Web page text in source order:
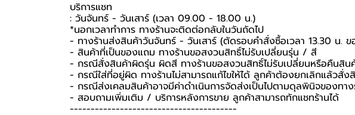
บริการแชท
: วันจันทร์ - วันเสาร์ (เวลา 09.00 - 18.00 น.)
*นอกเวลาทำการ ทางร้านจะติดต่อกลับในวันถัดไป
- ทางร้านส่งสินค้าวันจันทร์ - วันเสาร์ (ตัดรอบคำสั่งซื้อเวลา 13.30 น.
- สินค้าที่เป็นของแถม ทางร้านขอสงวนสิทธิ์ไม่รับเปลี่ยนรุ่น / สี
- กรณีสั่งสินค้าผิดรุ่น ผิดสี ทางร้านขอสงวนสิทธิ์ไม่รับเปลี่ยนหรือคืนสิน
- กรณีใส่ที่อยู่ผิด ทางร้านไม่สามารถแก้ไขให้ได้ ลูกค้าต้องยกเลิกแล้วสั่งสิ
- กรณีส่งเคลมสินค้าอาจมีค่าดำเนินการจัดส่งเป็นไปตามดุลพินิจของทาง
- สอบถามเพิ่มเติม / บริการหลังการขาย ลูกค้าสามารถทักแชทร้านได้
----------------------------------------